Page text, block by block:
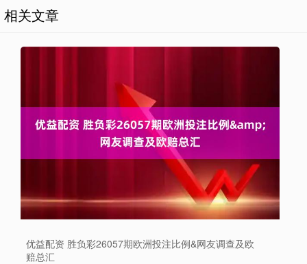
相关文章
优益配资 胜负彩26057期欧洲投注比例&网友调查及欧
赔总汇